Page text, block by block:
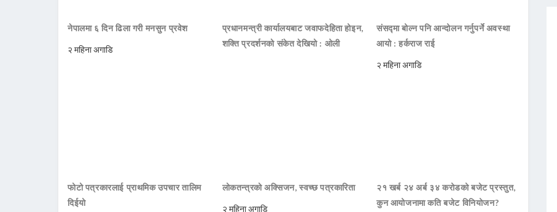
नेपालमा ६ दिन ढिला गरी मनसुन प्रवेश
२ महिना अगाडि
प्रधानमन्त्री कार्यालयबाट जवाफदेहिता होइन,
शक्ति प्रदर्शनको संकेत देखियो : ओली
संसद्मा बोल्न पनि आन्दोलन गर्नुपर्ने अवस्था
आयो : हर्कराज राई
२ महिना अगाडि
फोटो पत्रकारलाई प्राथमिक उपचार तालिम
दिईयो
लोकतन्त्रको अक्सिजन, स्वच्छ पत्रकारिता
२ महिना अगाडि
२१ खर्ब २४ अर्ब ३४ करोडको बजेट प्रस्तुत,
कुन आयोजनामा कति बजेट विनियोजन?